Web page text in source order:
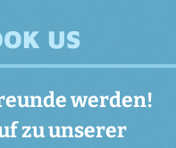
US
werden!
zu unserer